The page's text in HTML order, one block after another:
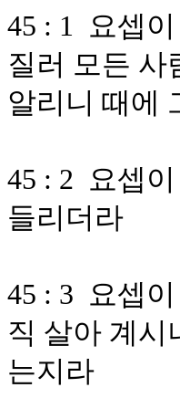
45 : 1 요셉
질러 모든 사
알리니 때에
45 : 2 요셉
들리더라
45 : 3 요셉
직 살아 계시
는지라